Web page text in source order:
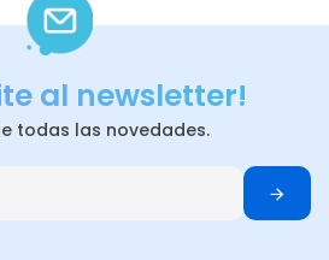
al newsletter!
todas las novedades.